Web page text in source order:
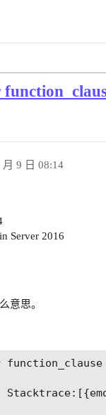
月 9 日 08:14
Server 2016
意思。